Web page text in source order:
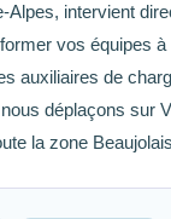
Alpes, intervient
vos équipes à
auxiliaires de
déplaçons sur
la zone